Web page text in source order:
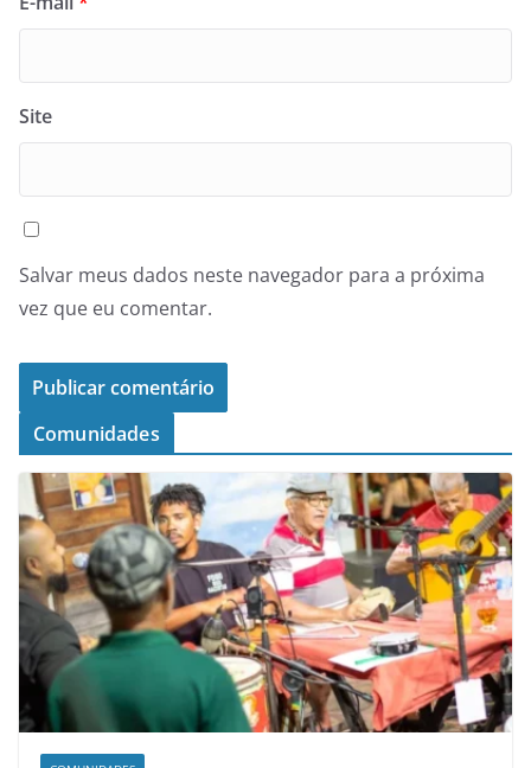
Site
Salvar meus dados neste navegador para a próxima
vez que eu comentar.
Comunidades